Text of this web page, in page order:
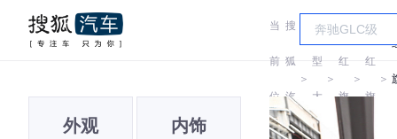
当
前
位
置:
搜
狐
汽
车
＞
车
型
大
全
＞
红
旗
＞
红
旗
＞
外观 内饰